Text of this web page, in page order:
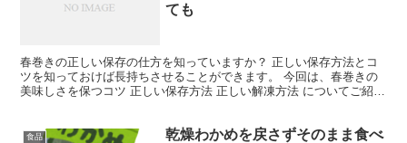
ても
春巻きの正しい保存の仕方を知っていますか？ 正しい保存方法とコ
ツを知っておけば長持ちさせることができます。 今回は、春巻きの
美味しさを保つコツ 正しい保存方法 正しい解凍方法 についてご紹介
食品
乾燥わかめを戻さずそのまま食べ